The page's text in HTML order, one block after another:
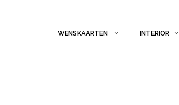
WENSKAARTEN INTERIOR